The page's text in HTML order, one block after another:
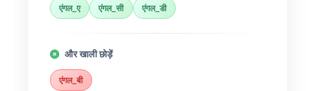
एंगल_ए एंगल_सी एंगल_डी
और खाली छोड़ें
एंगल_बी